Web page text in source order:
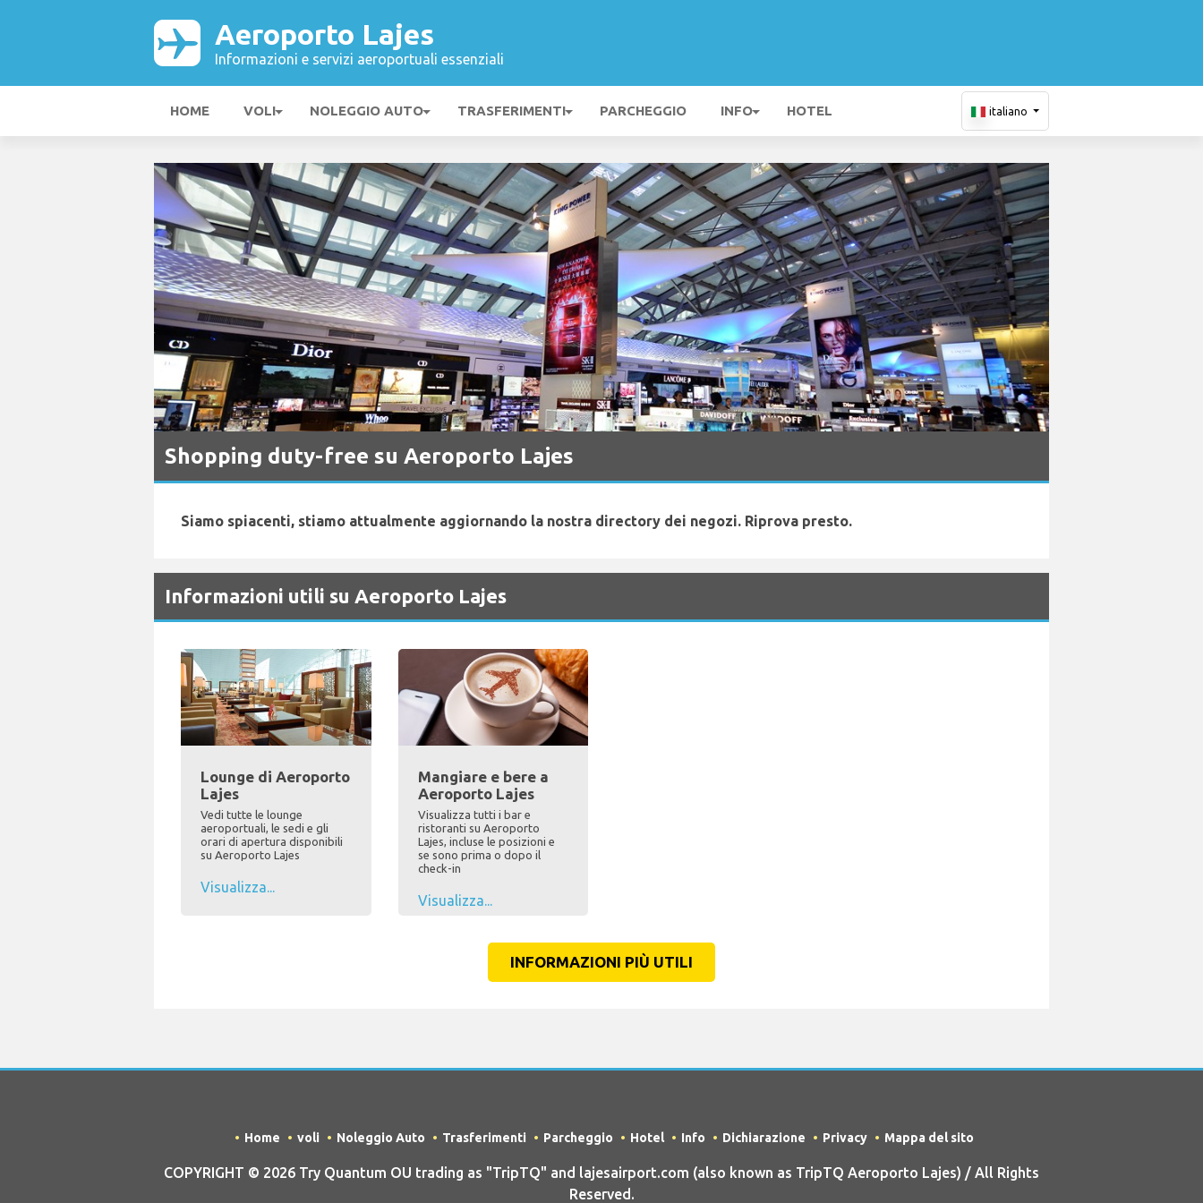
Aeroporto Lajes
Informazioni e servizi aeroportuali essenziali
HOME VOLI NOLEGGIO AUTO TRASFERIMENTI PARCHEGGIO INFO HOTEL italiano
Shopping duty-free su Aeroporto Lajes
Siamo spiacenti, stiamo attualmente aggiornando la nostra directory dei negozi. Riprova presto.
Informazioni utili su Aeroporto Lajes
Lounge di Aeroporto
Lajes
Vedi tutte le lounge
aeroportuali, le sedi e gli
orari di apertura disponibili
su Aeroporto Lajes
Visualizza...
Mangiare e bere a
Aeroporto Lajes
Visualizza tutti i bar e
ristoranti su Aeroporto
Lajes, incluse le posizioni e
se sono prima o dopo il
check-in
Visualizza...
INFORMAZIONI PIÙ UTILI
Home voli Noleggio Auto Trasferimenti Parcheggio Hotel Info Dichiarazione Privacy Mappa del sito
COPYRIGHT © 2026 Try Quantum OU trading as "TripTQ" and lajesairport.com (also known as TripTQ Aeroporto Lajes) / All Rights
Reserved.